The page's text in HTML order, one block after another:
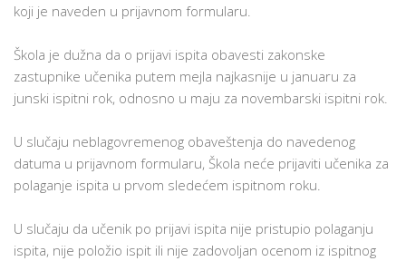
koji je naveden u prijavnom formularu.
Škola je dužna da o prijavi ispita obavesti zakonske
zastupnike učenika putem mejla najkasnije u januaru za
junski ispitni rok, odnosno u maju za novembarski ispitni rok.
U slučaju neblagovremenog obaveštenja do navedenog
datuma u prijavnom formularu, Škola neće prijaviti učenika za
polaganje ispita u prvom sledećem ispitnom roku.
U slučaju da učenik po prijavi ispita nije pristupio polaganju
ispita, nije položio ispit ili nije zadovoljan ocenom iz ispitnog